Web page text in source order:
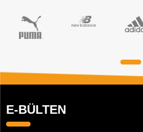
E-BÜLTEN